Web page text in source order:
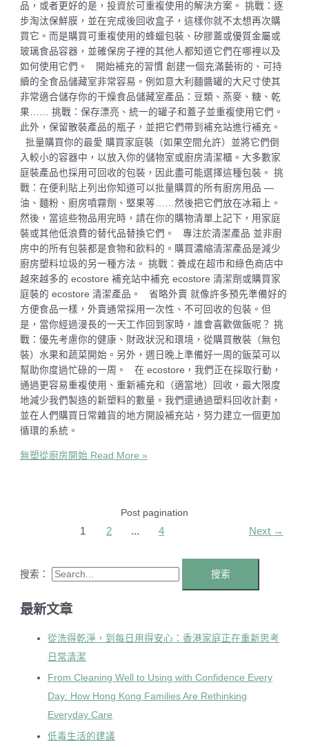
品，或者更好的是，投資於可重複使用的解決方案。 挑戰：逐
步淘汰保鮮膜，並在完成後回收盒子，這樣你就不太想再次購
買它。而是購買可重複使用的蜂蠟包裝、矽膠蓋或優質金屬或
玻璃食品容器，並確保房子裡的其他人都知道它們在哪裡以及
如何使用它們。 開始補充的習慣 創建一個充滿藝術的、可持
續的全食品儲藏室非常容易。例如意大利麵醬罐的大尺寸使其
非常適合儲存你的干燥食品儲藏室產品：豆類、燕麥、糖、乾
果…… 挑戰：保存漂亮、統一的罐子和蓋子並重複使用它們。
此外，保留散裝產品的瓶子，並把它們帶到補充站進行補充。
批量購買你的最愛 購買家庭裝（如果空間允許）並將它們倒
入較小的容器中，以放入你的儲物室或廚房清潔櫃。大多數家
庭裝產品也採用可回收的包裝，因此盡可能選擇這種包裝。 挑
戰：在便利貼上列出你知道可以批量購買的所有廚房用品 —
油、麵粉、廚房噴霧劑、堅果等……然後把它們放在冰箱上。
然後，當這些物品用完時，請在你的購物清單上記下，用家庭
裝或其他低浪費的替代品替換它們。 專注於清潔產品 並非廚
房中的所有包裝都是食物和飲料的。購買濃縮清潔產品是減少
廚房塑料垃圾的另一種方法。 挑戰：養成在超市和綠色商店中
越來越多的 ecostore 補充站中補充 ecostore 清潔劑或購買家
庭裝的 ecostore 清潔產品。 省略外賣 就像許多預先準備好的
方便食品一樣，外賣通常採用一次性、不可回收的包裝。但
是，當你經過漫長的一天工作回到家時，誰會喜歡做飯呢？ 挑
戰：優先考慮你的健康、財政狀況和環境，從購買散裝（無包
裝）水果和蔬菜開始。另外，週日晚上準備好一周的飯菜可以
幫助你度過忙碌的一周。 在 ecostore，我們正在採取行動，
通過更容易重複使用、重新補充和（適當地）回收，最大限度
地減少我們製造的新塑料的數量。我們還通過塑料回收計劃，
並在人們購買日常雜貨的地方開設補充站，努力建立一個更加
循環的系統。
無塑從廚房開始 Read More »
Post pagination
1 2 ... 4 Next →
搜索：
最新文章
從洗得乾淨，到每日用得安心：香港家庭正在重新思考
日常清潔
From Cleaning Well to Using with Confidence Every
Day: How Hong Kong Families Are Rethinking
Everyday Care
低毒生活的建議